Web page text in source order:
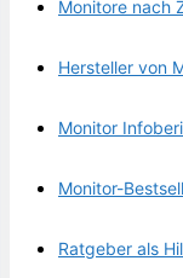
Monitore nach
Hersteller von
Monitor
Monitor-
Ratgeber als